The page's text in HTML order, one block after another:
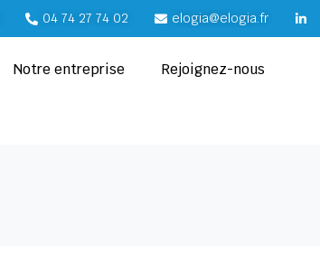
04 74 27 74 02 elogia@elogia.fr
Notre entreprise Rejoignez-nous